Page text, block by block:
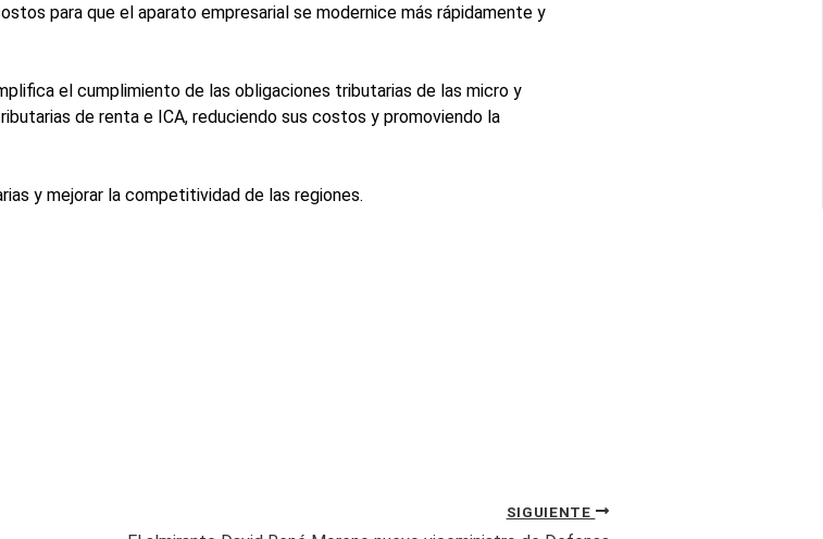
para que el aparato empresarial se modernice más rápidamente y
el cumplimiento de las obligaciones tributarias de las micro y
de renta e ICA, reduciendo sus costos y promoviendo la
y mejorar la competitividad de las regiones.
SIGUIENTE